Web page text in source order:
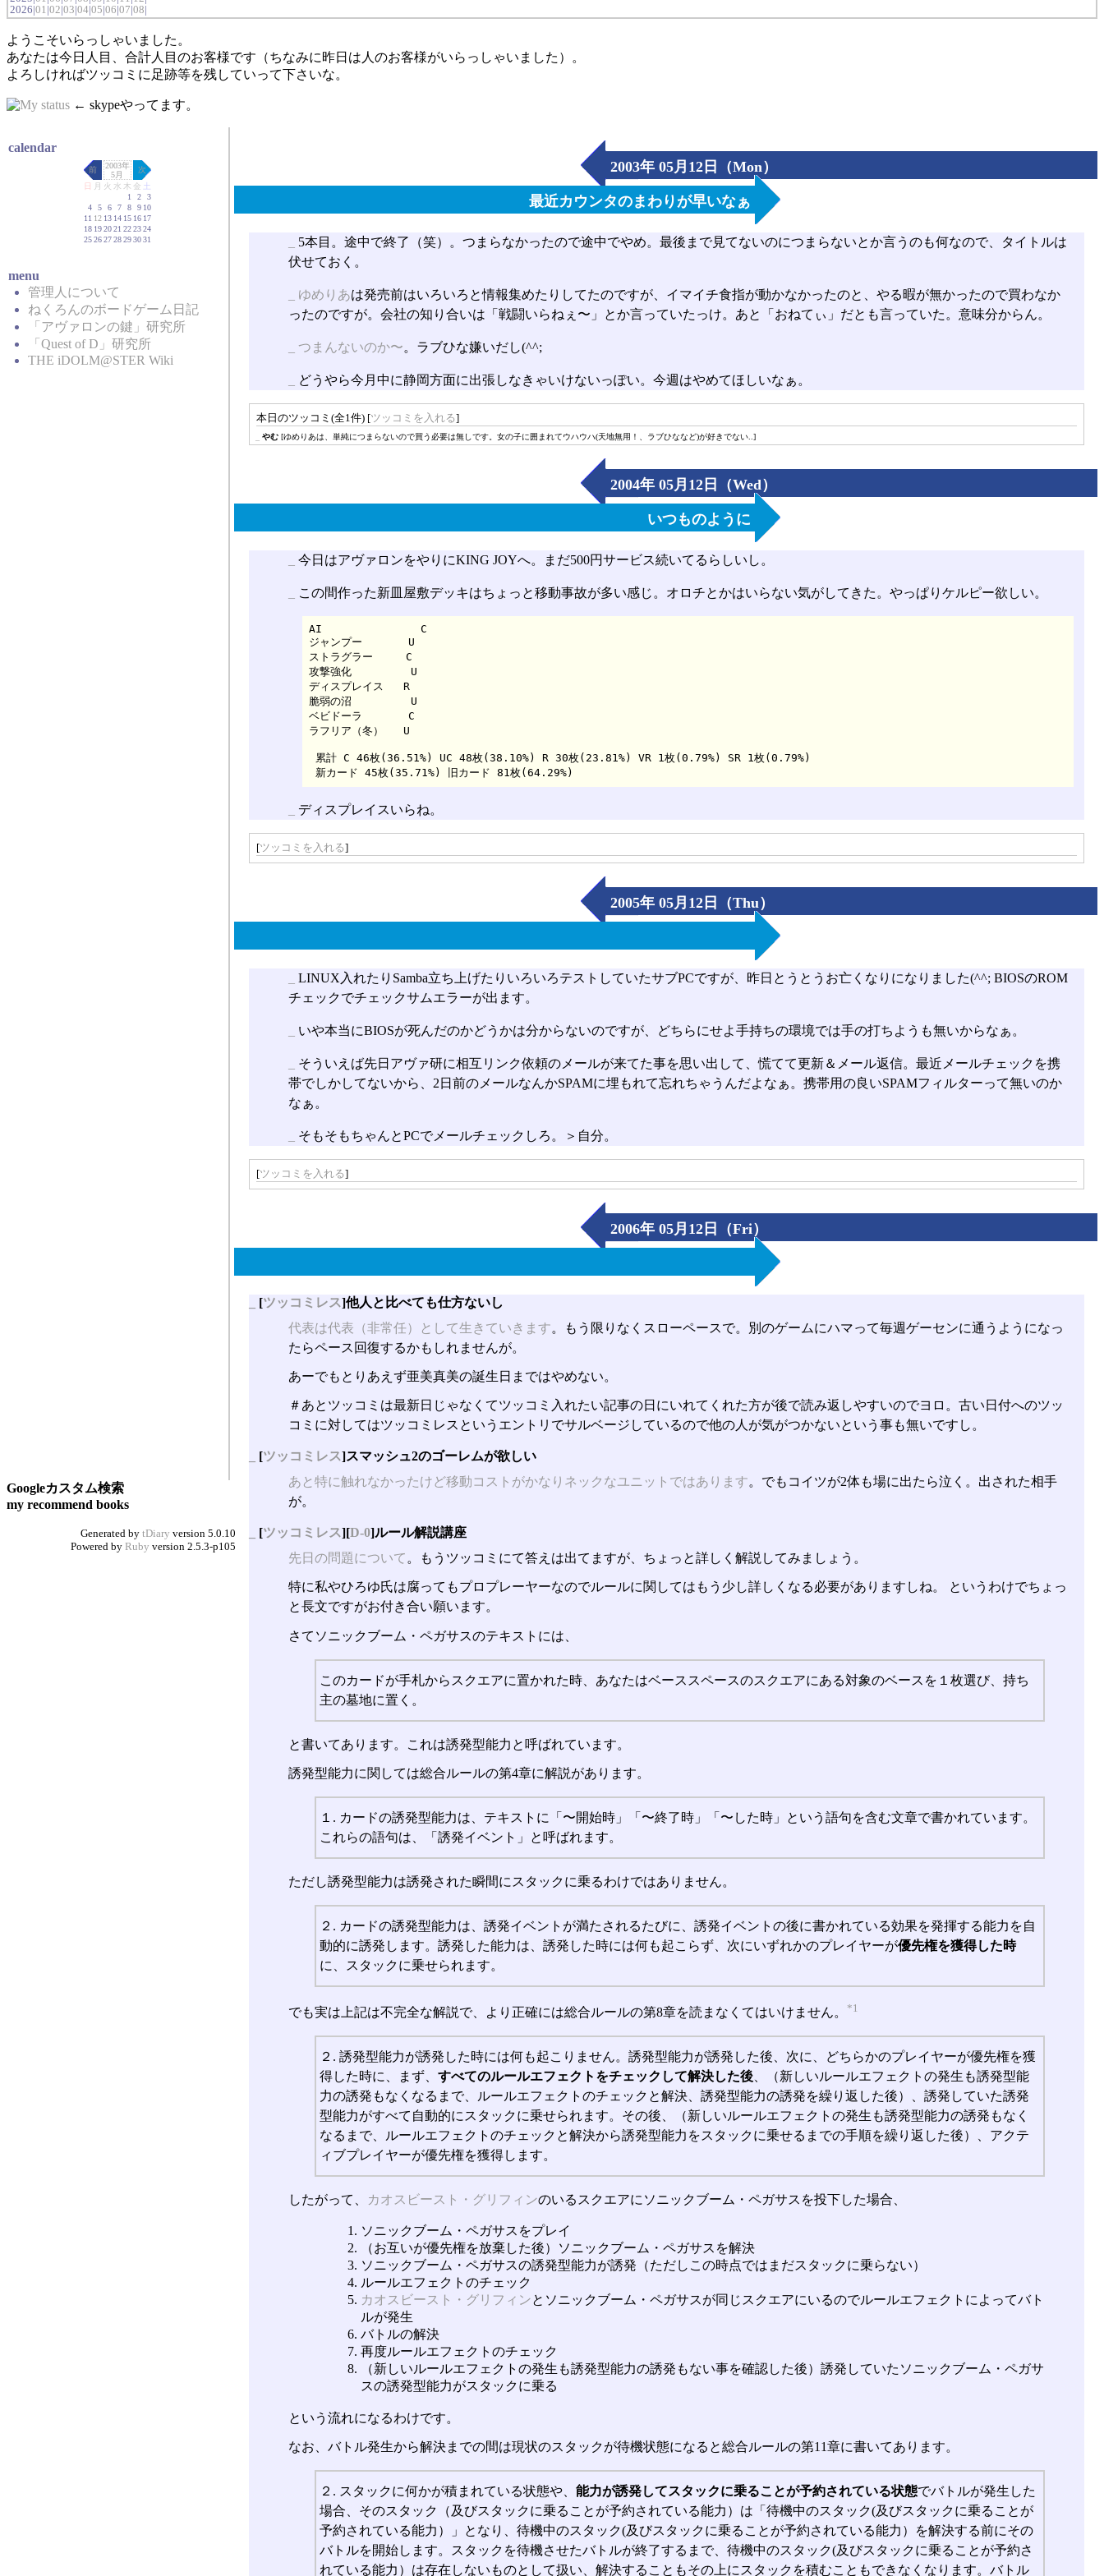
2026|01 |02|03|04|05|06|07|08|
ようこそいらっしゃいました。
あなたは今日人目、合計人目のお客様です（ちなみに昨日は人のお客様がいらっしゃいました）。
よろしければツッコミに足跡等を残していって下さいな。
← skypeやってます。
2003年 05月12日（Mon）
最近カウンタのまわりが早いなぁ
5本目。途中で終了（笑）。つまらなかったので途中でやめ。最後まで見てないのにつまらないとか言うのも何なので、タイトルは
伏せておく。
ゆめりあは発売前はいろいろと情報集めたりしてたのですが、イマイチ食指が動かなかったのと、やる暇が無かったので買わなか
ったのですが。会社の知り合いは「戦闘いらねぇ〜」とか言っていたっけ。あと「おねてぃ」だとも言っていた。意味分からん。
つまんないのか〜。ラブひな嫌いだし(^^;
どうやら今月中に静岡方面に出張しなきゃいけないっぽい。今週はやめてほしいなぁ。
本日のツッコミ(全1件) [ツッコミを入れる]
やむ[ゆめりあは、単純につまらないので買う必要は無しです。女の子に囲まれてウハウハ(天地無用！、ラブひななど)が好きでない..]
2004年 05月12日（Wed）
いつものように
今日はアヴァロンをやりにKING JOYへ。まだ500円サービス続いてるらしいし。
この間作った新皿屋敷デッキはちょっと移動事故が多い感じ。オロチとかはいらない気がしてきた。やっぱりケルピー欲しい。
AI               C
ジャンプー       U
ストラグラー     C
攻撃強化         U
ディスプレイス   R
脆弱の沼         U
ベビドーラ       C
ラフリア（冬）   U
ディスプレイスいらね。
[ツッコミを入れる]
2005年 05月12日（Thu）
LINUX入れたりSamba立ち上げたりいろいろテストしていたサブPCですが、昨日とうとうお亡くなりになりました(^^; BIOSのROM
チェックでチェックサムエラーが出ます。
いや本当にBIOSが死んだのかどうかは分からないのですが、どちらにせよ手持ちの環境では手の打ちようも無いからなぁ。
そういえば先日アヴァ研に相互リンク依頼のメールが来てた事を思い出して、慌てて更新＆メール返信。最近メールチェックを携
帯でしかしてないから、2日前のメールなんかSPAMに埋もれて忘れちゃうんだよなぁ。携帯用の良いSPAMフィルターって無いのか
なぁ。
そもそもちゃんとPCでメールチェックしろ。＞自分。
[ツッコミを入れる]
2006年 05月12日（Fri）
[ツッコミレス]他人と比べても仕方ないし
代表は代表（非常任）として生きていきます。もう限りなくスローペースで。別のゲームにハマって毎週ゲーセンに通うようになっ
たらペース回復するかもしれませんが。
あーでもとりあえず亜美真美の誕生日まではやめない。
＃あとツッコミは最新日じゃなくてツッコミ入れたい記事の日にいれてくれた方が後で読み返しやすいのでヨロ。古い日付へのツッ
コミに対してはツッコミレスというエントリでサルベージしているので他の人が気がつかないという事も無いですし。
[ツッコミレス]スマッシュ2のゴーレムが欲しい
あと特に触れなかったけど移動コストがかなりネックなユニットではあります。でもコイツが2体も場に出たら泣く。出された相手
が。
[ツッコミレス][D-0]ルール解説講座
先日の問題について 。もうツッコミにて答えは出てますが、ちょっと詳しく解説してみましょう。
特に私やひろゆ氏は腐ってもプロプレーヤーなのでルールに関してはもう少し詳しくなる必要がありますしね。 というわけでちょっ
と長文ですがお付き合い願います。
さてソニックブーム・ペガサスのテキストには、
このカードが手札からスクエアに置かれた時、あなたはベーススペースのスクエアにある対象のベースを１枚選び、持ち
主の墓地に置く。
と書いてあります。これは誘発型能力と呼ばれています。
誘発型能力に関しては総合ルールの第4章に解説があります。
１. カードの誘発型能力は、テキストに「〜開始時」「〜終了時」「〜した時」という語句を含む文章で書かれています。
これらの語句は、「誘発イベント」と呼ばれます。
ただし誘発型能力は誘発された瞬間にスタックに乗るわけではありません。
２. カードの誘発型能力は、誘発イベントが満たされるたびに、誘発イベントの後に書かれている効果を発揮する能力を自
動的に誘発します。誘発した能力は、誘発した時には何も起こらず、次にいずれかのプレイヤーが優先権を獲得した時
に、スタックに乗せられます。
でも実は上記は不完全な解説で、より正確には総合ルールの第8章を読まなくてはいけません。 *1
２. 誘発型能力が誘発した時には何も起こりません。誘発型能力が誘発した後、次に、どちらかのプレイヤーが優先権を獲
得した時に、まず、 すべてのルールエフェクトをチェックして解決した後、（新しいルールエフェクトの発生も誘発型能
力の誘発もなくなるまで、ルールエフェクトのチェックと解決、誘発型能力の誘発を繰り返した後）、誘発していた誘発
型能力がすべて自動的にスタックに乗せられます。その後、（新しいルールエフェクトの発生も誘発型能力の誘発もなく
なるまで、ルールエフェクトのチェックと解決から誘発型能力をスタックに乗せるまでの手順を繰り返した後）、アクテ
ィブプレイヤーが優先権を獲得します。
したがって、 カオスビースト・グリフィンのいるスクエアにソニックブーム・ペガサスを投下した場合、
ソニックブーム・ペガサスをプレイ
（お互いが優先権を放棄した後）ソニックブーム・ペガサスを解決
ソニックブーム・ペガサスの誘発型能力が誘発（ただしこの時点ではまだスタックに乗らない）
ルールエフェクトのチェック
カオスビースト・グリフィンとソニックブーム・ペガサスが同じスクエアにいるのでルールエフェクトによってバト
ルが発生
バトルの解決
再度ルールエフェクトのチェック
（新しいルールエフェクトの発生も誘発型能力の誘発もない事を確認した後）誘発していたソニックブーム・ペガサ
スの誘発型能力がスタックに乗る
という流れになるわけです。
なお、バトル発生から解決までの間は現状のスタックが待機状態になると総合ルールの第11章に書いてあります。
２. スタックに何かが積まれている状態や、 能力が誘発してスタックに乗ることが予約されている状態でバトルが発生した
場合、そのスタック（及びスタックに乗ることが予約されている能力）は「待機中のスタック(及びスタックに乗ることが
予約されている能力）」となり、待機中のスタック(及びスタックに乗ることが予約されている能力）を解決する前にその
バトルを開始します。スタックを待機させたバトルが終了するまで、待機中のスタック(及びスタックに乗ることが予約さ
れている能力）は存在しないものとして扱い、解決することもその上にスタックを積むこともできなくなります。バトル
calendar
前
2003年
5月
次
日
月 火 水 木 金 土
1
2
3
4
5 6 7 8 9 10
11 12 13 14 15 16 17
18 19 20 21 22 23 24
25 26 27 28 29 30 31
menu
管理人について
ねくろんのボードゲーム日記
「アヴァロンの鍵」研究所
「Quest of D」研究所
THE iDOLM@STER Wiki
Googleカスタム検索
my recommend books
Generated by tDiary version 5.0.10
Powered by Ruby version 2.5.3-p105